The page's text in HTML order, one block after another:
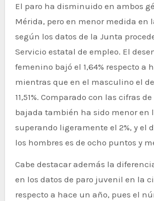
El paro ha disminuido en ambos
Mérida, pero en menor medida en
según los datos de la Junta
Servicio estatal de empleo. El
femenino bajó el 1,64% respecto a
mientras que en el masculino el
11,51%. Comparado con las cifras
bajada también ha sido menor en
superando ligeramente el 2%, y el
los hombres es de ocho puntos y
Cabe destacar además la
en los datos de paro juvenil en la
respecto a hace un año, pues el